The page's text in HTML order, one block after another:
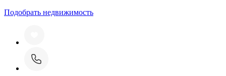
Подобрать недвижимость